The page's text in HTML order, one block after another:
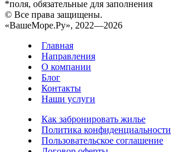
*поля, обязательные для заполнения
© Все права защищены.
«ВашеМоре.Ру», 2022—2026
Главная
Направления
О компании
Блог
Контакты
Наши услуги
Как забронировать жилье
Политика конфиденциальности
Пользовательское соглашение